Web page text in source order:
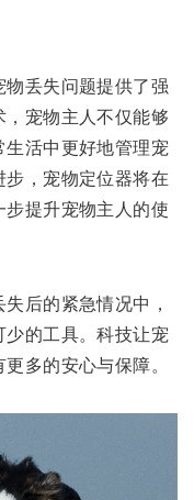
丢失问题提供了强
宠物主人不仅能够
活中更好地管理宠
，宠物定位器将在
提升宠物主人的使
后的紧急情况中，
少的工具。科技让宠
多的安心与保障。